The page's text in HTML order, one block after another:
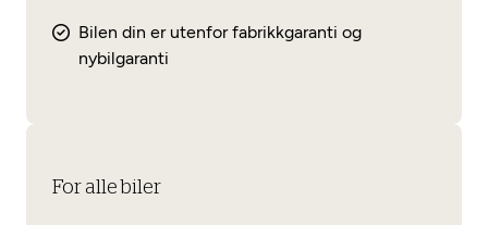
Bilen din er utenfor fabrikkgaranti og
nybilgaranti
For alle biler